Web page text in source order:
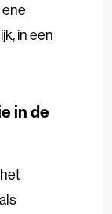
ene
in een
in de